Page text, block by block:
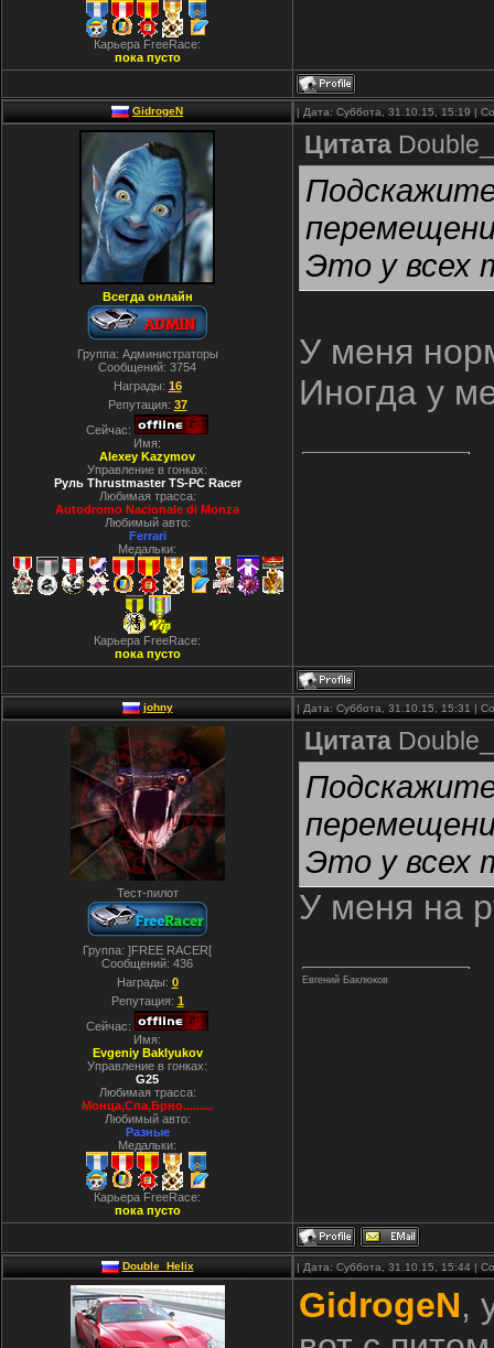
Карьера FreeRace:
пока пусто
GidrogeN | Дата: Суббота, 31.10.15, 15:19 |
Всегда онлайн
Группа: Администраторы
Сообщений: 3754
Награды: 16
Репутация: 37
Сейчас:
Имя:
Alexey Kazymov
Управление в гонках:
Руль Thrustmaster TS-PC Racer
Любимая трасса:
Autodromo Nacionale di Monza
Любимый авто:
Ferrari
Медальки:
Карьера FreeRace:
пока пусто
Цитата
Это у всех
У меня
Иногда у
johny | Дата: Суббота, 31.10.15, 15:31 |
Тест-пилот
Группа: ]FREE RACER[
Сообщений: 436
Награды: 0
Репутация: 1
Сейчас:
Имя:
Evgeniy Baklyukov
Управление в гонках:
G25
Любимая трасса:
Монца,Спа,Брно.........
Любимый авто:
Разные
Медальки:
Карьера FreeRace:
пока пусто
Цитата
Это у всех
У меня на
Евгений Баклюков
Double_Helix | Дата: Суббота, 31.10.15, 15:44 |
GidrogeN,